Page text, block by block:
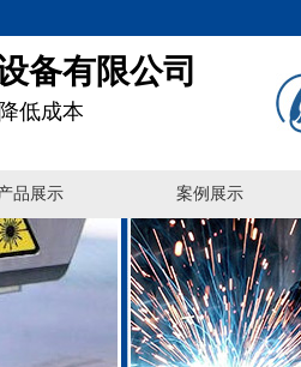
备有限公司
低成本
品展示 案例展示